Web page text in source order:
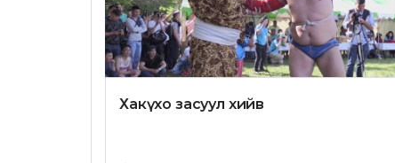
Хакүхо засуул хийв